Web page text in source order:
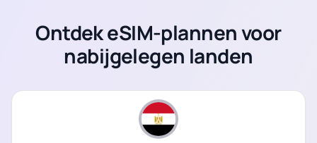
Ontdek eSIM-plannen voor
nabijgelegen landen